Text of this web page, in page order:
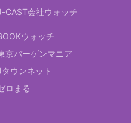
CAST会社ウォッチ
ウォッチ
京バーゲンマニア
ウンネット
ロまる